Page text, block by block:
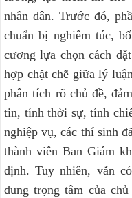
nhân dân. Trước đó,
chuẩn bị nghiêm túc,
cương lựa chọn cách
hợp chặt chẽ giữa lý
phân tích rõ chủ đề,
tin, tính thời sự, tính
nghiệp vụ, các thí sinh
thành viên Ban Giám
định. Tuy nhiên, vẫn
dung trọng tâm của